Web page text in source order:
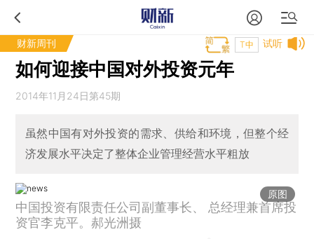
财新周刊 试听
T中
如何迎接中国对外投资元年
2014年11月24日第45期
虽然中国有对外投资的需求、供给和环境，但整个经
济发展水平决定了整体企业管理经营水平粗放
原图
中国投资有限责任公司副董事长、 总经理兼首席投
资官李克平。郝光洲摄